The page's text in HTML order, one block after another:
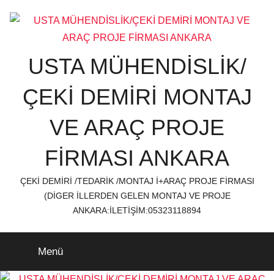
atla
USTA MÜHENDİSLİK/
ÇEKİ DEMİRİ MONTAJ
VE ARAÇ PROJE
FİRMASI ANKARA
ÇEKİ DEMİRİ /TEDARİK /MONTAJ İ+ARAÇ PROJE FİRMASI
(DİGER İLLERDEN GELEN MONTAJ VE PROJE
ANKARA:İLETİŞİM:05323118894
Menü